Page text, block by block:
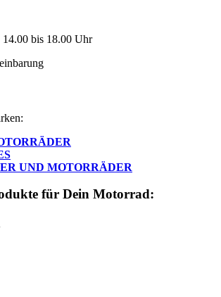
bis 18.00 Uhr
UND MOTORRÄDER
für Dein Motorrad: